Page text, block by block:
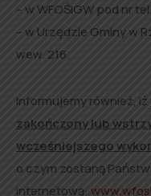
– w WFOŚIGW pod nr
– w Urzędzie Gminy w
wew. 216.
Informujemy również, iż
zakończony lub
wcześniejszego
o czym zostaną
internetową: